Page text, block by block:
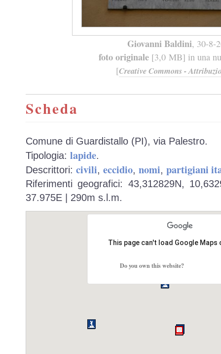
Giovanni Baldini, 30-8-
foto originale[3,0 MB] in una
[Creative Commons -
Scheda
Comune di Guardistallo (PI), via Palestro.
Tipologia: lapide.
Descrittori: civili, eccidio, nomi, partigiani
Riferimenti geografici: 43,312829N,
37.975E | 290m s.l.m.
This page can't load Google
Do you own this website?